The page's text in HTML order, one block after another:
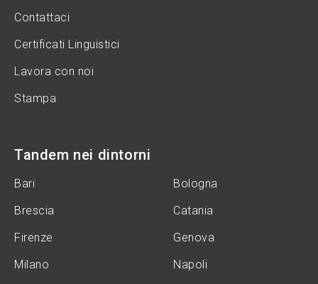
Contattaci
Certificati Linguistici
Lavora con noi
Stampa
Tandem nei dintorni
Bari
Bologna
Brescia
Catania
Firenze
Genova
Milano
Napoli